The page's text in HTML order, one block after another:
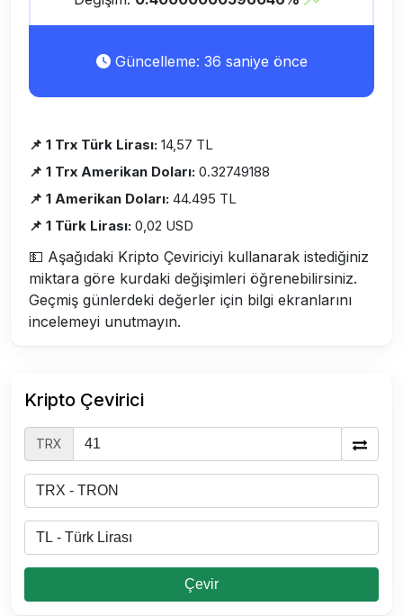
Güncelleme: 36 saniye önce
📌 1 Trx Türk Lirası: 14,57 TL
📌 1 Trx Amerikan Doları: 0.32749188
📌 1 Amerikan Doları: 44.495 TL
📌 1 Türk Lirası: 0,02 USD
💵 Aşağıdaki Kripto Çeviriciyi kullanarak istediğiniz
miktara göre kurdaki değişimleri öğrenebilirsiniz.
Geçmiş günlerdeki değerler için bilgi ekranlarını
incelemeyi unutmayın.
Kripto Çevirici
TRX
Çevir